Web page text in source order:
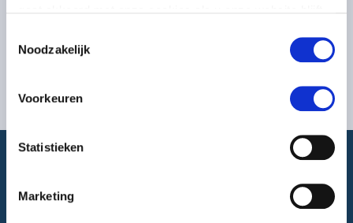
Noodzakelijk
Voorkeuren
Statistieken
Marketing
Wij helpen u verder